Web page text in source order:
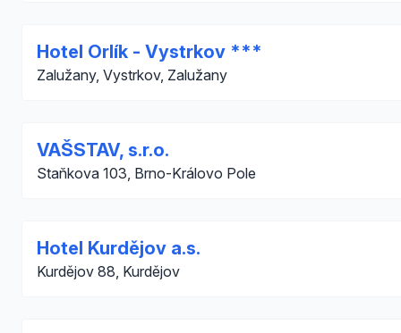
Hotel Orlík - Vystrkov ***
Zalužany, Vystrkov, Zalužany
VAŠSTAV, s.r.o.
Staňkova 103, Brno-Královo Pole
Hotel Kurdějov a.s.
Kurdějov 88, Kurdějov